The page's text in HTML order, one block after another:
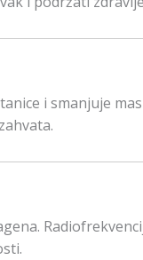
i smanjuje